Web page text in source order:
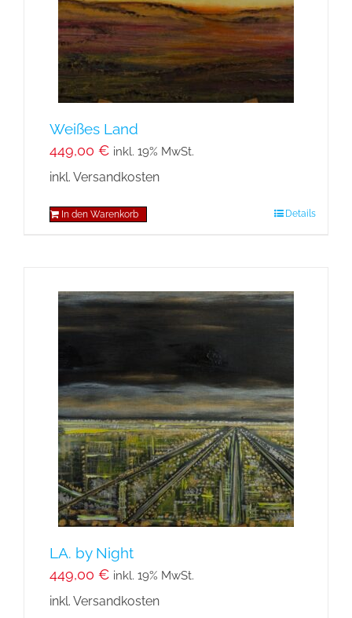
Weißes Land
449,00 € inkl. 19% MwSt.
inkl. Versandkosten
In den Warenkorb Details
LA. by Night
449,00 € inkl. 19% MwSt.
inkl. Versandkosten